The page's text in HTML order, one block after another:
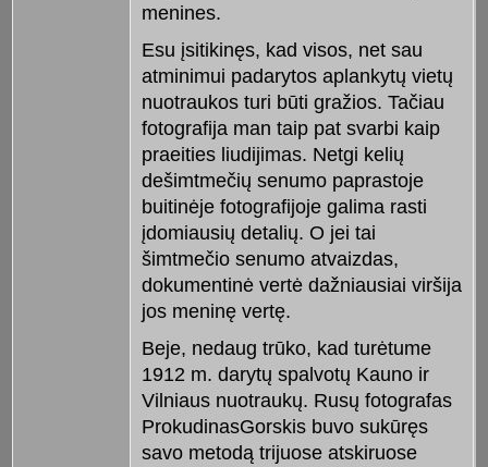
menines.
Esu įsitikinęs, kad visos, net sau
atminimui padarytos aplankytų vietų
nuotraukos turi būti gražios. Tačiau
fotografija man taip pat svarbi kaip
praeities liudijimas. Netgi kelių
dešimtmečių senumo paprastoje
buitinėje fotografijoje galima rasti
įdomiausių detalių. O jei tai
šimtmečio senumo atvaizdas,
dokumentinė vertė dažniausiai viršija
jos meninę vertę.
Beje, nedaug trūko, kad turėtume
1912 m. darytų spalvotų Kauno ir
Vilniaus nuotraukų. Rusų fotografas
ProkudinasGorskis buvo sukūręs
savo metodą trijuose atskiruose